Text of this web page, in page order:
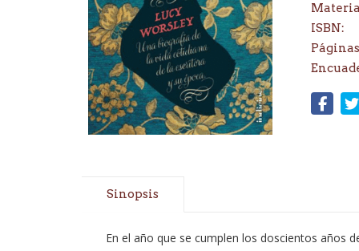
ISBN:
Sinopsis
En el año que se cumplen los doscientos años